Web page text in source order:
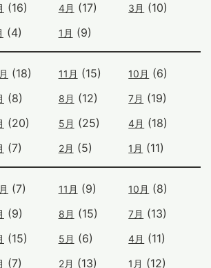
(16) 4月 (17) 3月 (10)
(4) 1月 (9)
(18) 11月 (15) 10月 (6)
(8) 8月 (12) 7月 (19)
(20) 5月 (25) 4月 (18)
(7) 2月 (5) 1月 (11)
(7) 11月 (9) 10月 (8)
(9) 8月 (15) 7月 (13)
(15) 5月 (6) 4月 (11)
(7) 2月 (13) 1月 (12)